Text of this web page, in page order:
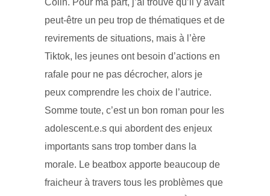
Colin. Pour ma part, j’ai trouvé qu’il y avait
peut-être un peu trop de thématiques et de
revirements de situations, mais à l’ère
Tiktok, les jeunes ont besoin d’actions en
rafale pour ne pas décrocher, alors je
peux comprendre les choix de l’autrice.
Somme toute, c’est un bon roman pour les
adolescent.e.s qui abordent des enjeux
importants sans trop tomber dans la
morale. Le beatbox apporte beaucoup de
fraicheur à travers tous les problèmes que